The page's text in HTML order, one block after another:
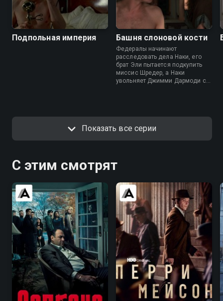
Подпольная империя Башня слоновой кости
Федералы начинают
расследовать дела Наки, его
брат Эли пытается подкупить
миссис Шредер, а Наки
увольняет Джимми Дармоди с
Показать все серии
С этим смотрят